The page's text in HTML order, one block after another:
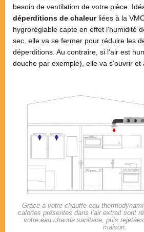
besoin de ventilation de votre pièce.
déperditions de chaleurliées à la
hygroréglable capte en effet l’humidité
sec, elle va se fermer pour réduire les
déperditions. Au contraire, si l’air est
douche par exemple), elle va s’ouvrir et
Grâce à votre chauffe-eau
calories présentes dans l’air extrait sont
votre eau chaude sanitaire, puis
maison.